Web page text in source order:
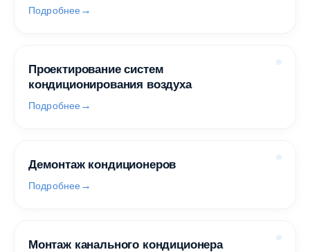
Подробнее
Проектирование систем
кондиционирования воздуха
Подробнее
Демонтаж кондиционеров
Подробнее
Монтаж канального кондиционера